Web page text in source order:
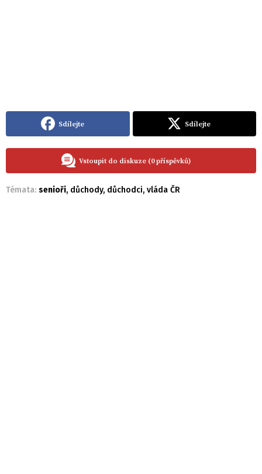
Sdílejte Sdílejte
Vstoupit do diskuze (0 příspěvků)
Témata: senioři, důchody, důchodci, vláda ČR